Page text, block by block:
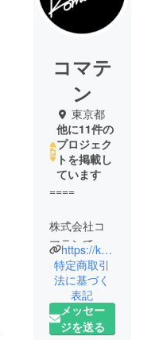
コマテ
ン
東京都
他に11件の
プロジェク
トを掲載し
ています
====
株式会社コ
マテンで
す。
複数のアイ
ドルグルー
プが在籍す
る芸能プロ
https://komaten.com/
特定商取引
法に基づく
表記
メッセー
ジを送る